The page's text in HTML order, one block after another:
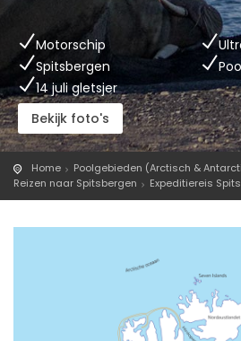
Motorschip
Spitsbergen
14 juli gletsjer
Bekijk foto's
Home Poolgebieden (Arctisch &
Reizen naar Spitsbergen
Expeditiereis